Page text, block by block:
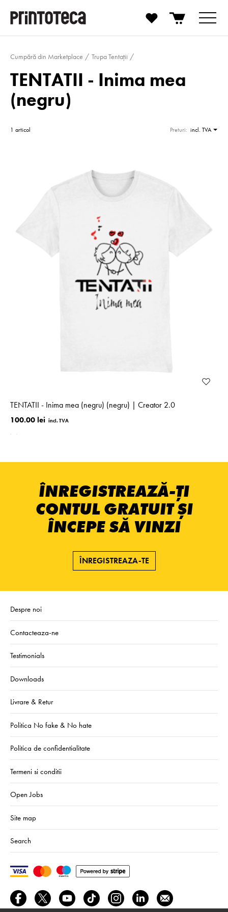
Cumpără din Marketplace Trupa Tentații
TENTATII - Inima mea
(negru)
1 articol Preturi: incl. TVA
TENTATII - Inima mea (negru) (negru) | Creator 2.0
100.00 lei
ÎNREGISTREAZĂ-ȚI
CONTUL GRATUIT ȘI
ÎNCEPE SĂ VINZI
ÎNREGISTREAZA-TE
Despre noi
Contacteaza-ne
Testimonials
Downloads
Livrare & Retur
Politica No fake & No hate
Politica de confidentialitate
Termeni si conditii
Open Jobs
Site map
Search